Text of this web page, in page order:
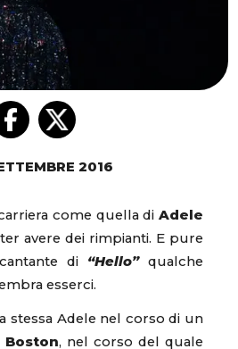
2016
come quella di Adele
avere dei rimpianti. E pure
di “Hello”qualche
esserci.
stessa Adele nel corso di un
Boston, nel corso del quale